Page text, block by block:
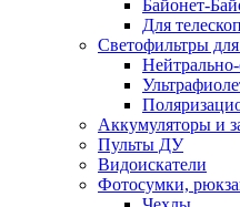
Байонет-
Для
Светофильтры
Аккумуляторы и
Пульты ДУ
Видоискатели
Фотосумки,